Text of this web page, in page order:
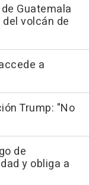
Guatemala
volcán de
a
Trump: "No
de
y obliga a